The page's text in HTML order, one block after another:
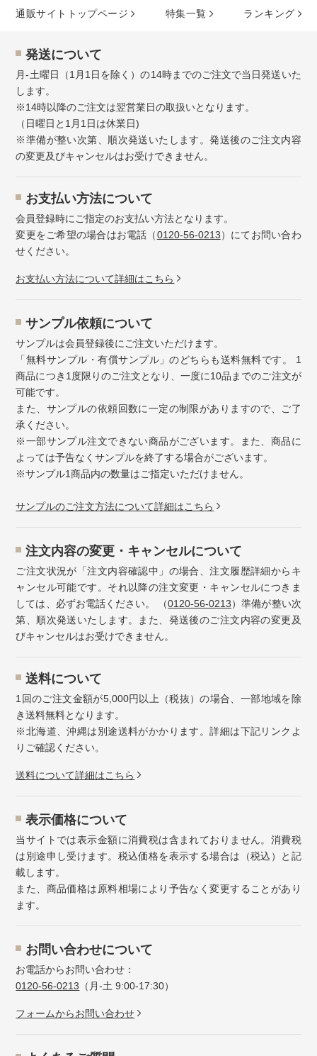
通販サイトトップページ 特集⼀覧 ランキング
発送について
月-土曜日（1月1日を除く）の14時までのご注文で当日発送いた
します。
※14時以降のご注文は翌営業日の取扱いとなります。
（日曜日と1月1日は休業日)
※準備が整い次第、順次発送いたします。発送後のご注文内容
の変更及びキャンセルはお受けできません。
お⽀払い⽅法について
会員登録時にご指定のお支払い方法となります。
変更をご希望の場合はお電話（0120-56-0213）にてお問い合わ
せください。
お⽀払い⽅法について詳細はこちら
サンプル依頼について
サンプルは会員登録後にご注文いただけます。
「無料サンプル・有償サンプル」のどちらも送料無料です。 1
商品につき1度限りのご注文となり、一度に10品までのご注文が
可能です。
また、サンプルの依頼回数に一定の制限がありますので、ご了
承ください。
※一部サンプル注文できない商品がございます。また、商品に
よっては予告なくサンプルを終了する場合がございます。
※サンプル1商品内の数量はご指定いただけません。
サンプルのご注文方法について詳細はこちら
注⽂内容の変更・キャンセルについて
ご注文状況が「注文内容確認中」の場合、注文履歴詳細からキ
ャンセル可能です。それ以降の注文変更・キャンセルにつきま
しては、必ずお電話ください。 （0120-56-0213）準備が整い次
第、順次発送いたします。また、発送後のご注文内容の変更及
びキャンセルはお受けできません。
送料について
1回のご注文金額が5,000円以上（税抜）の場合、一部地域を除
き送料無料となります。
※北海道、沖縄は別途送料がかかります。詳細は下記リンクよ
りご確認ください。
送料について詳細はこちら
表示価格について
当サイトでは表示金額に消費税は含まれておりません。消費税
は別途申し受けます。税込価格を表示する場合は（税込）と記
載します。
また、商品価格は原料相場により予告なく変更することがあり
ます。
お問い合わせについて
お電話からお問い合わせ：
0120-56-0213 （月-土 9:00-17:30）
フォームからお問い合わせ